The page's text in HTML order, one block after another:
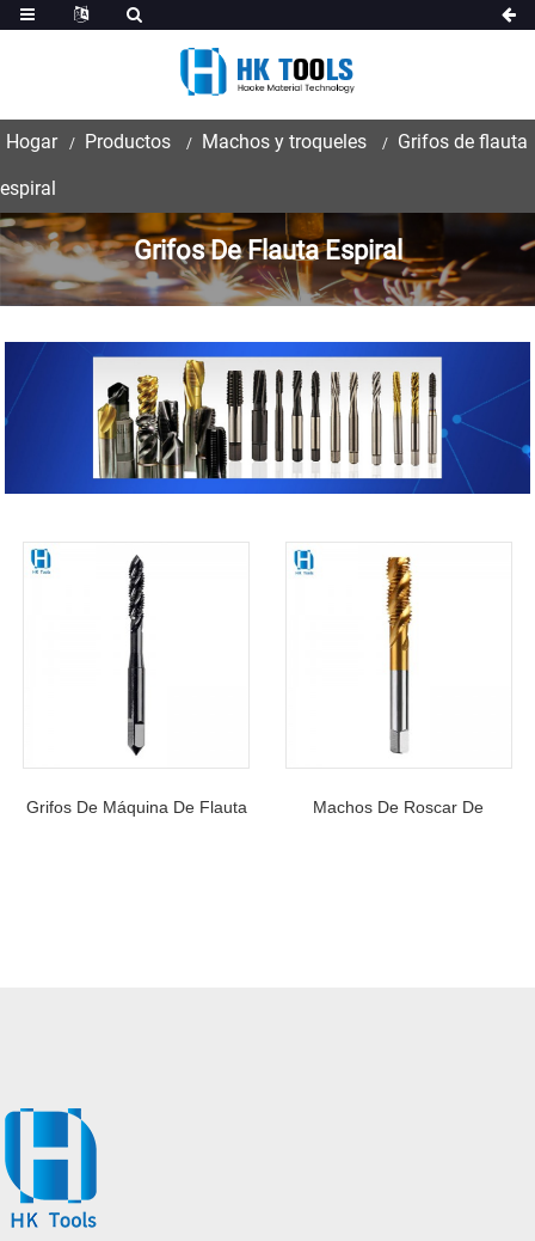
Hogar Productos Machos y troqueles Grifos de flauta
espiral
Grifos De Flauta Espiral
Grifos De Máquina De Flauta Machos De Roscar De